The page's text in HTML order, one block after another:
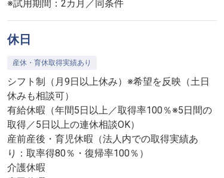
※試用期間：2カ月／同条件
休日
産休・育休取得実績あり
シフト制（月9日以上休み）※希望を反映（土日
休みも相談可）
有給休暇（年間5日以上／取得率100％※5日間の
取得／5日以上の連休相談OK）
産前産後・育児休暇（法人内での取得実績あ
り：取率得80％・復帰率100％）
介護休暇